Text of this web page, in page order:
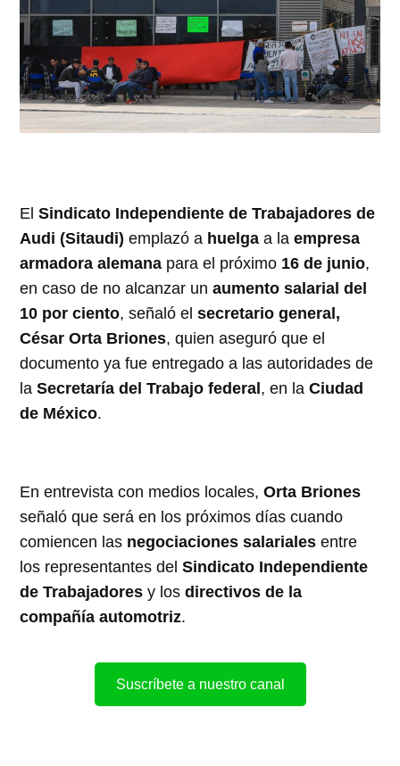
ElSindicato Independiente de Trabajadores de
Audi (Sitaudi) emplazó a huelga a laempresa
armadora alemana para el próximo 16 de junio,
en caso de no alcanzar unaumento salarial del
10 por ciento, señaló elsecretario general,
César Orta Briones, quien aseguró que el
documento ya fue entregado a las autoridades de
laSecretaría del Trabajo federal, en laCiudad
de México.
En entrevista con medios locales,Orta Briones
señaló que será en los próximos días cuando
comiencen las negociaciones salariales entre
los representantes delSindicato Independiente
de Trabajadores y losdirectivos de la
compañía automotriz.
Suscríbete a nuestro canal